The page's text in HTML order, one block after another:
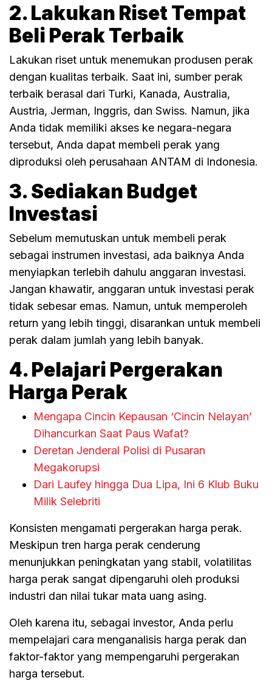
2. Lakukan Riset Tempat
Beli Perak Terbaik
Lakukan riset untuk menemukan produsen perak
dengan kualitas terbaik. Saat ini, sumber perak
terbaik berasal dari Turki, Kanada, Australia,
Austria, Jerman, Inggris, dan Swiss. Namun, jika
Anda tidak memiliki akses ke negara-negara
tersebut, Anda dapat membeli perak yang
diproduksi oleh perusahaan ANTAM di Indonesia.
3. Sediakan Budget
Investasi
Sebelum memutuskan untuk membeli perak
sebagai instrumen investasi, ada baiknya Anda
menyiapkan terlebih dahulu anggaran investasi.
Jangan khawatir, anggaran untuk investasi perak
tidak sebesar emas. Namun, untuk memperoleh
return yang lebih tinggi, disarankan untuk membeli
perak dalam jumlah yang lebih banyak.
4. Pelajari Pergerakan
Harga Perak
Mengapa Cincin Kepausan ‘Cincin Nelayan’
Dihancurkan Saat Paus Wafat?
Deretan Jenderal Polisi di Pusaran
Megakorupsi
Dari Laufey hingga Dua Lipa, Ini 6 Klub Buku
Milik Selebriti
Konsisten mengamati pergerakan harga perak.
Meskipun tren harga perak cenderung
menunjukkan peningkatan yang stabil, volatilitas
harga perak sangat dipengaruhi oleh produksi
industri dan nilai tukar mata uang asing.
Oleh karena itu, sebagai investor, Anda perlu
mempelajari cara menganalisis harga perak dan
faktor-faktor yang mempengaruhi pergerakan
harga tersebut.